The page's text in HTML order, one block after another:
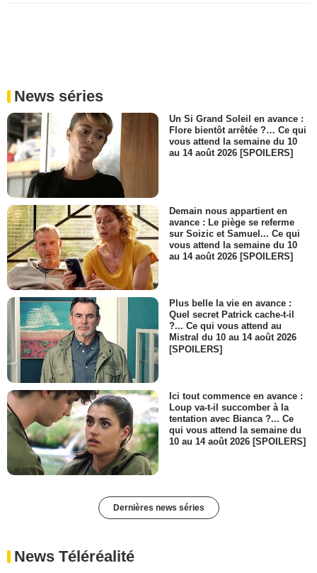
News séries
Un Si Grand Soleil en avance :
Flore bientôt arrêtée ?… Ce qui
vous attend la semaine du 10
au 14 août 2026 [SPOILERS]
Demain nous appartient en
avance : Le piège se referme
sur Soizic et Samuel... Ce qui
vous attend la semaine du 10
au 14 août 2026 [SPOILERS]
Plus belle la vie en avance :
Quel secret Patrick cache-t-il
?... Ce qui vous attend au
Mistral du 10 au 14 août 2026
[SPOILERS]
Ici tout commence en avance :
Loup va-t-il succomber à la
tentation avec Bianca ?... Ce
qui vous attend la semaine du
10 au 14 août 2026 [SPOILERS]
Dernières news séries
News Téléréalité